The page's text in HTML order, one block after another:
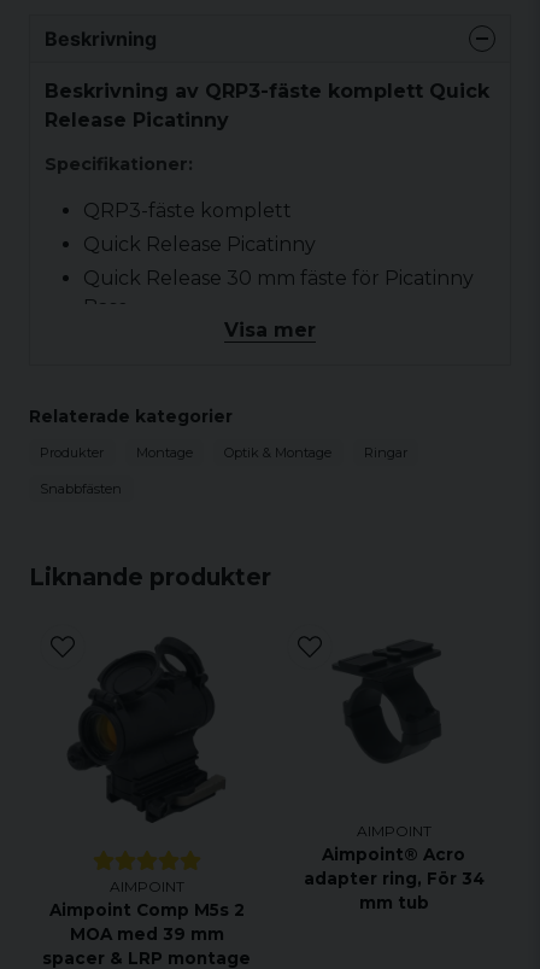
Liknande produkter
AIMPOINT
Aimpoint Comp M5s 2
MOA med 39 mm
spacer & LRP montage
AIMPOINT
Aimpoint® Acro
adapter ring, För 34
mm tub
Beskrivning
Beskrivning av QRP3-fäste komplett Quick
Release Picatinny
Specifikationer:
QRP3-fäste komplett
Quick Release Picatinny
Quick Release 30 mm fäste för Picatinny
Base
Passar Aimpoint® Comp-serien 30 mm
Återgår till noll efter ommontering
skena 30 mm
Spacer är nödvändigt för M4 flat top gevär
INGÅR: Skruvar och insexnyckel
Visa mer
Relaterade kategorier
Produkter Montage Optik & Montage Ringar
Snabbfästen